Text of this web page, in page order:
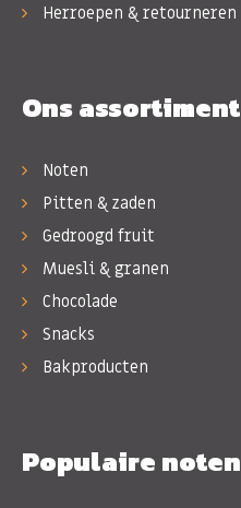
Herroepen & retourneren
Ons assortiment
Noten
Pitten & zaden
Gedroogd fruit
Muesli & granen
Chocolade
Snacks
Bakproducten
Populaire noten